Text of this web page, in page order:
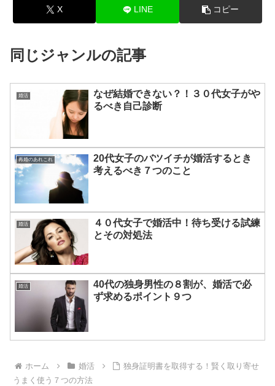
X LINE コピー
同じジャンルの記事
婚活
なぜ結婚できない？！３０代女子がや
るべき自己診断
再婚のあれこれ
20代女子のバツイチが婚活するとき
考えるべき７つのこと
婚活
４０代女子で婚活中！待ち受ける試練
とその対処法
婚活
40代の独身男性の８割が、婚活で必
ず求めるポイント９つ
ホーム 婚活
独身証明書を取得する！賢く取り寄せ
うまく使う７つの方法